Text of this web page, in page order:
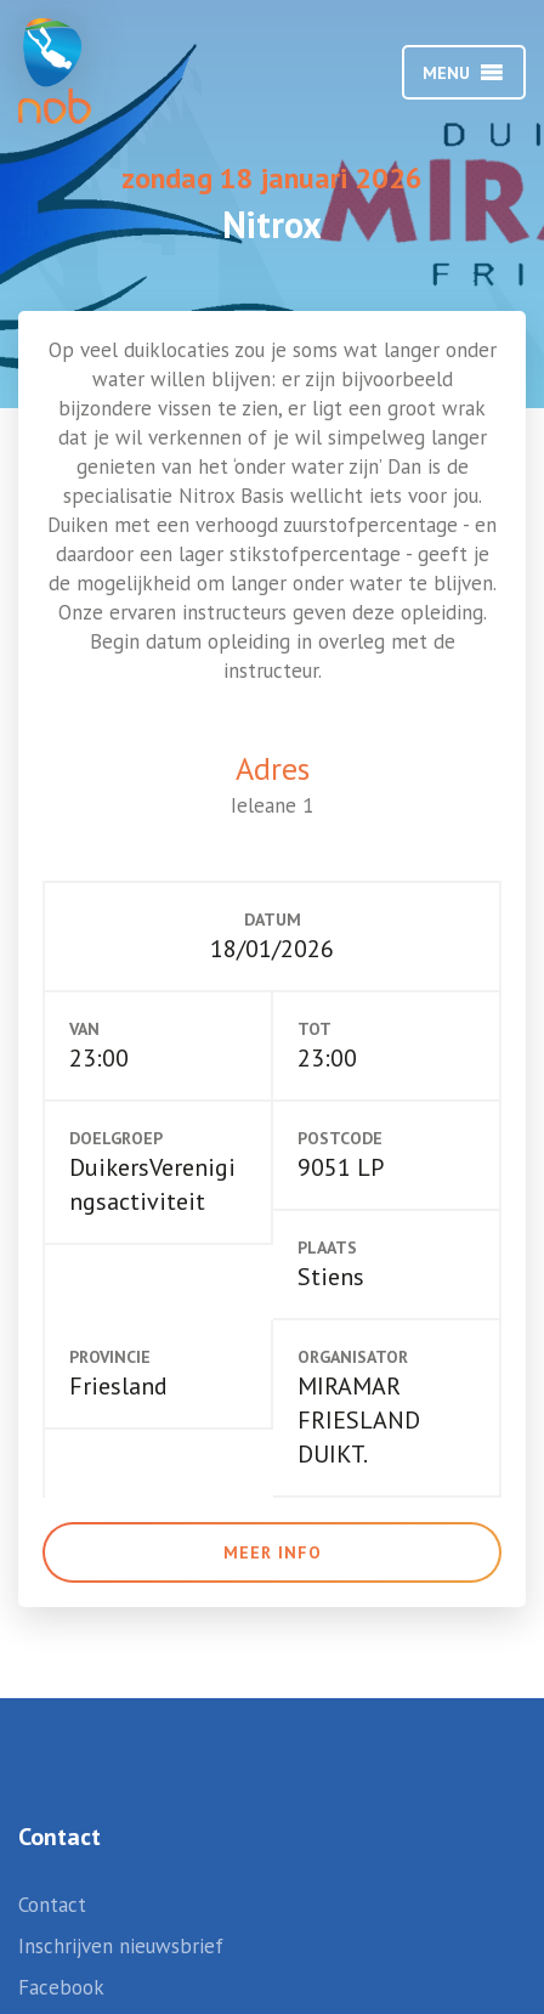
MENU
zondag 18 januari 2026
Nitrox
Op veel duiklocaties zou je soms wat langer onder
water willen blijven: er zijn bijvoorbeeld
bijzondere vissen te zien, er ligt een groot wrak
dat je wil verkennen of je wil simpelweg langer
genieten van het ‘onder water zijn’ Dan is de
specialisatie Nitrox Basis wellicht iets voor jou.
Duiken met een verhoogd zuurstofpercentage - en
daardoor een lager stikstofpercentage - geeft je
de mogelijkheid om langer onder water te blijven.
Onze ervaren instructeurs geven deze opleiding.
Begin datum opleiding in overleg met de
instructeur.
Adres
Ieleane 1
DATUM
18/01/2026
VAN
23:00
TOT
23:00
DOELGROEP
DuikersVerenigi
ngsactiviteit
POSTCODE
9051 LP
PLAATS
Stiens
PROVINCIE
Friesland
ORGANISATOR
MIRAMAR
FRIESLAND
DUIKT.
MEER INFO
Contact
Contact
Inschrijven nieuwsbrief
Facebook